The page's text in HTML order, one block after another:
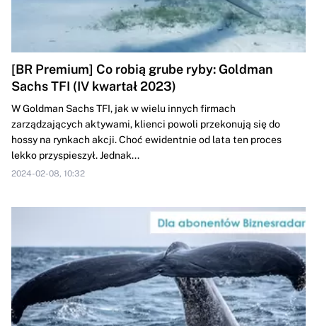
[BR Premium] Co robią grube ryby: Goldman
Sachs TFI (IV kwartał 2023)
W Goldman Sachs TFI, jak w wielu innych firmach
zarządzających aktywami, klienci powoli przekonują się do
hossy na rynkach akcji. Choć ewidentnie od lata ten proces
lekko przyspieszył. Jednak...
2024-02-08, 10:32